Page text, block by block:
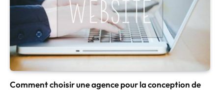
Comment choisir une agence pour la conception de